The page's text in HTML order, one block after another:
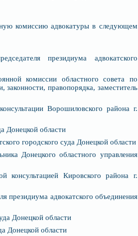
комиссию адвокатуры в следующем
президиума адвокатского
комиссии областного совета по
законности, правопорядка, заместитель
Ворошиловского района г.
Донецкой области
городского суда Донецкой области
Донецкого областного управления
консультацией Кировского района г.
президиума адвокатского объединения
Донецкой области
Донецкой области